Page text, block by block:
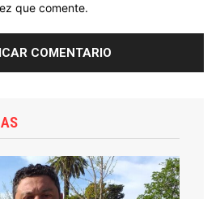
que comente.